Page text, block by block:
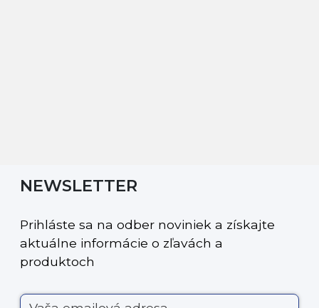
NEWSLETTER
Prihláste sa na odber noviniek a získajte
aktuálne informácie o zľavách a
produktoch